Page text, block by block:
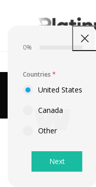
0%
Countries *
United States
Canada
Other
Next